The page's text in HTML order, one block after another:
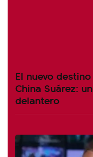
El nuevo
China Suárez:
delantero